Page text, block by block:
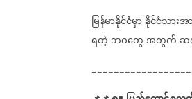
မြန်မာနိုင်ငံမှာနိုင်ငံသားအ
ရတဲ့ ဘဝတွေအတွက်ဆ